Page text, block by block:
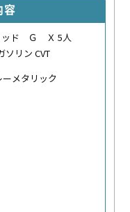
容
ッド Ｇ Ｘ 5人
ソリン CVT
ーメタリック